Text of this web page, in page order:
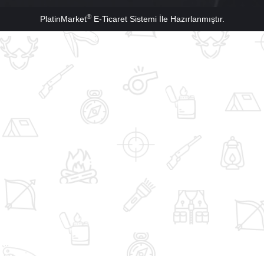
PlatinMarket®E-Ticaret Sistemiİle Hazırlanmıştır.